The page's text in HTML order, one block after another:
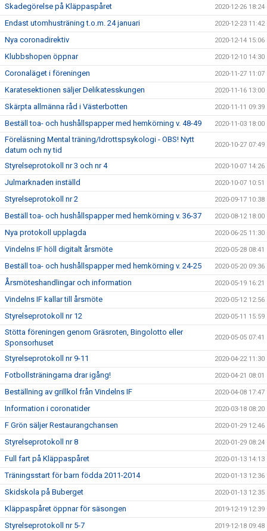
Skadegörelse på Kläppaspåret 2020-12-26 18:24
Endast utomhusträning t.o.m. 24 januari 2020-12-23 11:42
Nya coronadirektiv 2020-12-14 15:06
Klubbshopen öppnar 2020-12-10 14:30
Coronaläget i föreningen 2020-11-27 11:07
Karatesektionen säljer Delikatesskungen 2020-11-16 13:00
Skärpta allmänna råd i Västerbotten 2020-11-11 09:39
Beställ toa- och hushållspapper med hemkörning v. 48-49 2020-11-03 18:00
Föreläsning Mental träning/Idrottspsykologi - OBS! Nytt
datum och ny tid
2020-10-27 07:49
Styrelseprotokoll nr 3 och nr 4 2020-10-07 14:26
Julmarknaden inställd 2020-10-07 10:51
Styrelseprotokoll nr 2 2020-09-17 10:38
Beställ toa- och hushållspapper med hemkörning v. 36-37 2020-08-12 18:00
Nya protokoll upplagda 2020-06-25 11:30
Vindelns IF höll digitalt årsmöte 2020-05-28 08:41
Beställ toa- och hushållspapper med hemkörning v. 24-25 2020-05-20 09:36
Årsmöteshandlingar och information 2020-05-19 16:21
Vindelns IF kallar till årsmöte 2020-05-12 12:56
Styrelseprotokoll nr 12 2020-05-11 15:59
Stötta föreningen genom Gräsroten, Bingolotto eller
Sponsorhuset
2020-05-05 07:41
Styrelseprotokoll nr 9-11 2020-04-22 11:30
Fotbollsträningarna drar igång! 2020-04-21 08:01
Beställning av grillkol från Vindelns IF 2020-04-08 17:47
Information i coronatider 2020-03-18 08:20
F Grön säljer Restaurangchansen 2020-01-29 12:46
Styrelseprotokoll nr 8 2020-01-29 08:24
Full fart på Kläppaspåret 2020-01-13 14:13
Träningsstart för barn födda 2011-2014 2020-01-13 12:36
Skidskola på Buberget 2020-01-13 12:35
Kläppaspåret öppnar för säsongen 2019-12-19 12:39
Styrelseprotokoll nr 5-7 2019-12-18 09:48